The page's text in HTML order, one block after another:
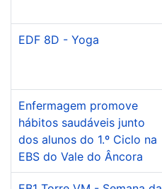
EDF 8D - Yoga
Enfermagem promove
hábitos saudáveis junto
dos alunos do 1.º Ciclo na
EBS do Vale do Âncora